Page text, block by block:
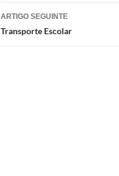
artigos
ARTIGO SEGUINTE
Transporte Escolar